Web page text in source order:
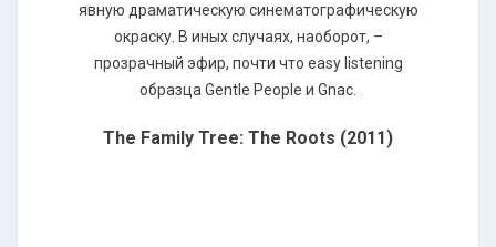
явную драматическую синематографическую
окраску. В иных случаях, наоборот, –
прозрачный эфир, почти что easy listening
образца Gentle People и Gnac.
The Family Tree: The Roots (2011)